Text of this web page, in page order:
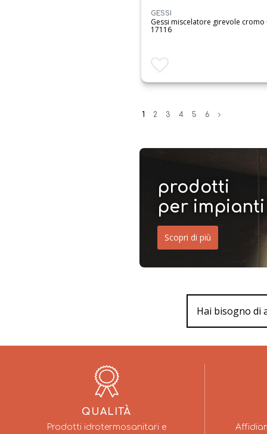
GESSI
Gessi miscelatore girevole cromo
17116
Aggiungi ai preferiti
1 2 3 4 5 6
prodotti
per impianti
Scopri di più
Hai bisogno di
QUALITÀ
Prodotti idrotermosanitari e